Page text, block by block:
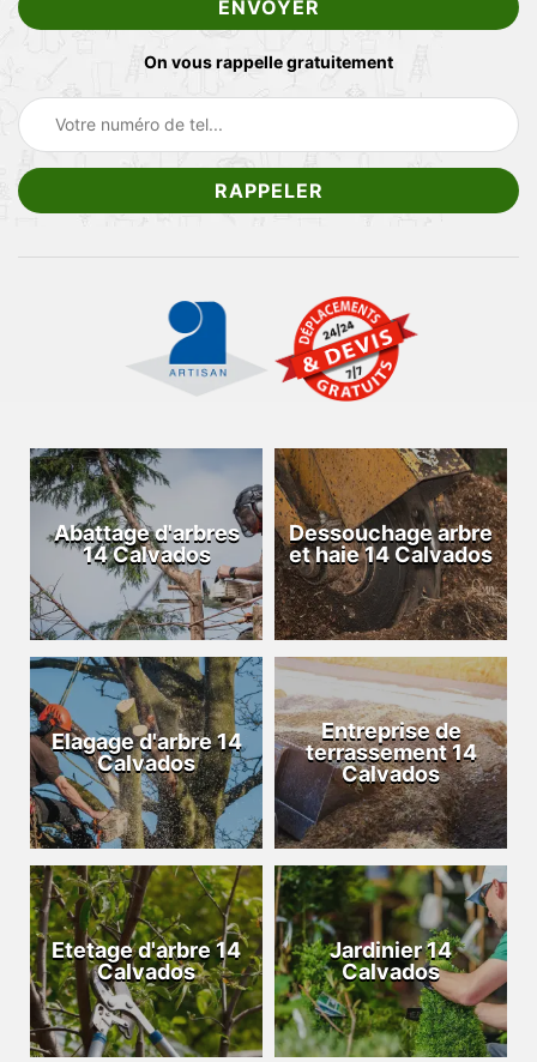
On vous rappelle gratuitement
Abattage d'arbres
14 Calvados
Dessouchage arbre
et haie 14 Calvados
Elagage d'arbre 14
Calvados
Entreprise de
terrassement 14
Calvados
Etetage d'arbre 14
Calvados
Jardinier 14
Calvados